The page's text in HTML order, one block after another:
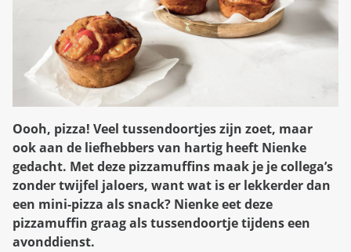
d
e
z
Oooh, pizza! Veel tussendoortjes zijn zoet, maar
ook aan de liefhebbers van hartig heeft Nienke
gedacht. Met deze pizzamuffins maak je je collega’s
zonder twijfel jaloers, want wat is er lekkerder dan
een mini-pizza als snack? Nienke eet deze
pizzamuffin graag als tussendoortje tijdens een
avonddienst.